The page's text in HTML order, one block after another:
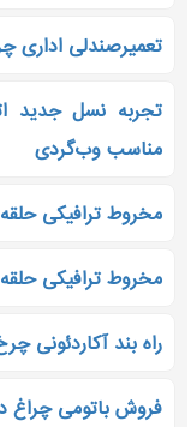
تعمیرصندلی اداری
مناسب وب‌گردی
مخروط ترافیکی
مخروط ترافیکی
راه بند آکاردئونی
فروش باتومی چراغ